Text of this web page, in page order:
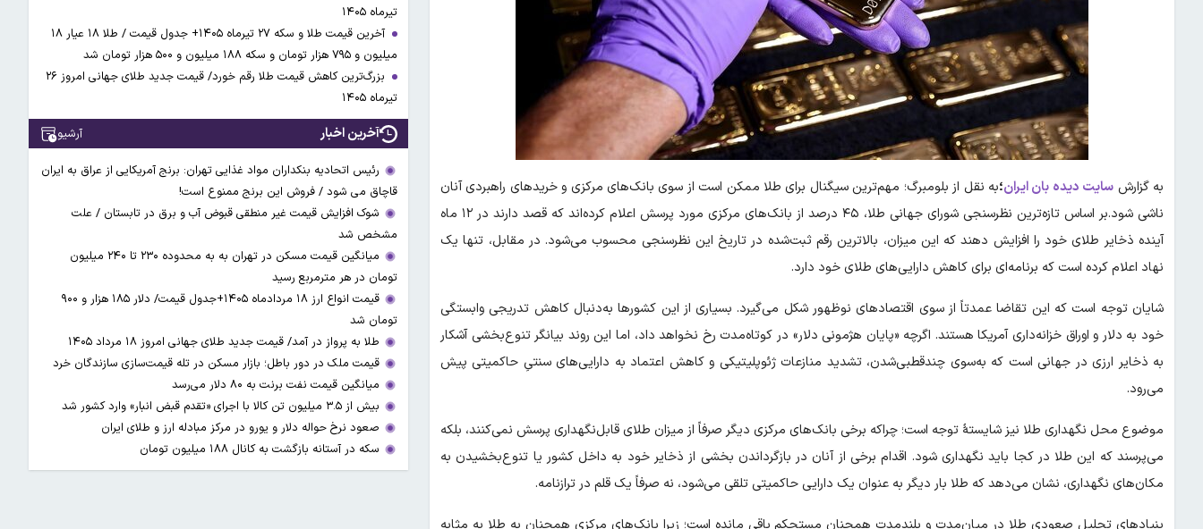
به گزارش سایت دیده بان ایران؛به نقل از بلومبرگ؛ مهم‌ترین سیگنال برای طلا ممکن است از سوی بانک‌های مرکزی و خریدهای راهبردی آنان
ناشی شود.بر اساس تازه‌ترین نظرسنجی شورای جهانی طلا، ۴۵ درصد از بانک‌های مرکزی مورد پرسش اعلام کرده‌اند که قصد دارند در ۱۲ ماه
آینده ذخایر طلای خود را افزایش دهند که این میزان، بالاترین رقم ثبت‌شده در تاریخ این نظرسنجی محسوب می‌شود. در مقابل، تنها یک
نهاد اعلام کرده است که برنامه‌ای برای کاهش دارایی‌های طلای خود دارد.
شایان توجه است که این تقاضا عمدتاً از سوی اقتصادهای نوظهور شکل می‌گیرد. بسیاری از این کشورها به‌دنبال کاهش تدریجی وابستگی
خود به دلار و اوراق خزانه‌داری آمریکا هستند. اگرچه «پایان هژمونی دلار» در کوتاه‌مدت رخ نخواهد داد، اما این روند بیانگر تنوع‌بخشی آشکار
به ذخایر ارزی در جهانی است که به‌سوی چندقطبی‌شدن، تشدید منازعات ژئوپلیتیکی و کاهش اعتماد به دارایی‌های سنتیِ حاکمیتی پیش
می‌رود.
موضوع محل نگهداری طلا نیز شایستهٔ توجه است؛ چراکه برخی بانک‌های مرکزی دیگر صرفاً از میزان طلای قابل‌نگهداری پرسش نمی‌کنند، بلکه
می‌پرسند که این طلا در کجا باید نگهداری شود. اقدام برخی از آنان در بازگرداندن بخشی از ذخایر خود به داخل کشور یا تنوع‌بخشیدن به
مکان‌های نگهداری، نشان می‌دهد که طلا بار دیگر به عنوان یک دارایی حاکمیتی تلقی می‌شود، نه صرفاً یک قلم در ترازنامه.
بنیادهای تحلیل صعودی طلا در میان‌مدت و بلندمدت همچنان مستحکم باقی مانده است؛ زیرا بانک‌های مرکزی همچنان به طلا به مثابه
تیرماه ۱۴۰۵
آخرین قیمت طلا و سکه ۲۷ تیرماه ۱۴۰۵+ جدول قیمت / طلا ۱۸ عیار ۱۸
میلیون و ۷۹۵ هزار تومان و سکه ۱۸۸ میلیون و ۵۰۰ هزار تومان شد
بزرگ‌ترین کاهش قیمت طلا رقم خورد/ قیمت جدید طلای جهانی امروز ۲۶
تیرماه ۱۴۰۵
آخرین اخبار آرشیو
رئیس اتحادیه بنکداران مواد غذایی تهران: برنج آمریکایی از عراق به ایران
قاچاق می شود / فروش این برنج ممنوع است!
شوک افزایش قیمت غیر منطقی قبوض آب و برق در تابستان / علت
مشخص شد
میانگین قیمت مسکن در تهران به به محدوده ۲۳۰ تا ۲۴۰ میلیون
تومان در هر مترمربع رسید
قیمت انواع ارز ۱۸ مردادماه ۱۴۰۵+جدول قیمت/ دلار ۱۸۵ هزار و ۹۰۰
تومان شد
طلا به پرواز در آمد/ قیمت جدید طلای جهانی امروز ۱۸ مرداد ۱۴۰۵
قیمت ملک در دور باطل؛ بازار مسکن در تله قیمت‌سازی سازندگان خرد
میانگین قیمت نفت برنت به ۸۰ دلار می‌رسد
بیش از ۳.۵ میلیون تن کالا با اجرای «تقدم قبض انبار» وارد کشور شد
صعود نرخ حواله دلار و یورو در مرکز مبادله ارز و طلای ایران
سکه در آستانه بازگشت به کانال ۱۸۸ میلیون تومان